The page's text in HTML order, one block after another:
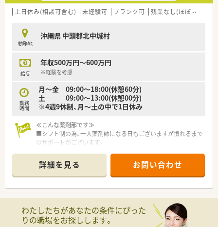
土日休み(相談可含む) 未経験可 ブランク可 残業なし(ほぼなし含む)
勤務地
沖縄県 中頭郡北中城村
給与
年収500万円～600万円
※経験を考慮
勤務
時間
月～金 09:00～18:00(休憩60分)
土 09:00～13:00(休憩00分)
※4週9休制、月～土の中で1日休み
≪こんな薬剤部です≫
■シフト制の為、一人薬剤師になる日もございますが慣れるまで
はサポートがございます。
ます。
■外来は全て院内処方となっております。
詳細を見る お問い合わせ
わたしたちがあなたの条件にぴった
りの職場をお探しします。